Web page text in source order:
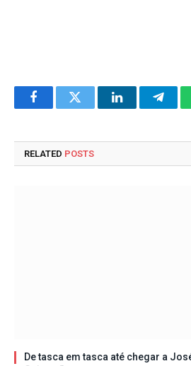
FacebookTwitter LinkedIn
RELATED POSTS
De tasca em tasca até chegar a